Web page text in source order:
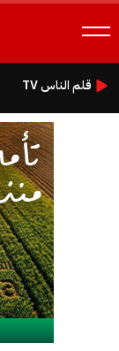
قلم الناس TV